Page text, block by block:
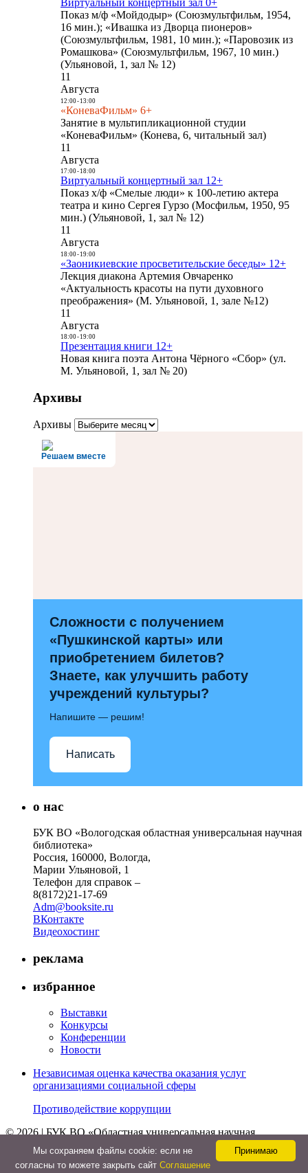
Виртуальный концертный зал 0+
Показ м/ф «Мойдодыр» (Союзмультфильм, 1954,
16 мин.); «Ивашка из Дворца пионеров»
(Союзмультфильм, 1981, 10 мин.); «Паровозик из
Ромашкова» (Союзмультфильм, 1967, 10 мин.)
(Ульяновой, 1, зал № 12)
11
Августа
12:00- 13:00
«КоневаФильм» 6+
Занятие в мультипликационной студии
«КоневаФильм» (Конева, 6, читальный зал)
11
Августа
17:00- 18:00
Виртуальный концертный зал 12+
Показ х/ф «Смелые люди» к 100-летию актера
театра и кино Сергея Гурзо (Мосфильм, 1950, 95
мин.) (Ульяновой, 1, зал № 12)
11
Августа
18:00- 19:00
«Заоникиевские просветительские беседы» 12+
Лекция диакона Артемия Овчаренко
«Актуальность красоты на пути духовного
преображения» (М. Ульяновой, 1, зале №12)
11
Августа
18:00- 19:00
Презентация книги 12+
Новая книга поэта Антона Чёрного «Сбор» (ул.
М. Ульяновой, 1, зал № 20)
Архивы
Архивы
Решаем вместе
Сложности с получением
«Пушкинской карты» или
приобретением билетов?
Знаете, как улучшить работу
учреждений культуры?
Напишите — решим!
Написать
о нас
БУК ВО «Вологодская областная универсальная научная
библиотека»
Россия, 160000, Вологда,
Марии Ульяновой, 1
Телефон для справок –
8(8172)21-17-69
Adm@booksite.ru
ВКонтакте
Видеохостинг
реклама
избранное
Выставки
Конкурсы
Конференции
Новости
Независимая оценка качества оказания услуг
организациями социальной сферы
Противодействие коррупции
© 2026 | БУК ВО «Областная универсальная научная
библиотека»
Принимаю
Мы cохраняем файлы cookie: если не
согласны то можете закрыть сайт Соглашение